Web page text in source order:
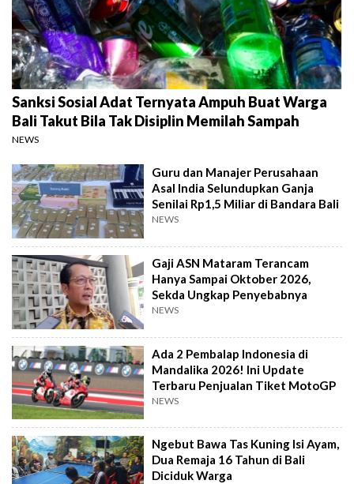
Sanksi Sosial Adat Ternyata Ampuh Buat Warga
Bali Takut Bila Tak Disiplin Memilah Sampah
NEWS
Guru dan Manajer Perusahaan
Asal India Selundupkan Ganja
Senilai Rp1,5 Miliar di Bandara Bali
NEWS
Gaji ASN Mataram Terancam
Hanya Sampai Oktober 2026,
Sekda Ungkap Penyebabnya
NEWS
Ada 2 Pembalap Indonesia di
Mandalika 2026! Ini Update
Terbaru Penjualan Tiket MotoGP
NEWS
Ngebut Bawa Tas Kuning Isi Ayam,
Dua Remaja 16 Tahun di Bali
Diciduk Warga